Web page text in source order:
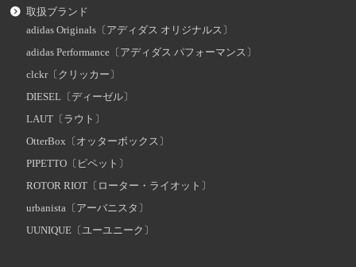
取扱ブランド
adidas Originals〔アディダス オリジナルス〕
adidas Performance〔アディダス パフォーマンス〕
clckr〔クリッカー〕
DIESEL〔ディーゼル〕
LAUT〔ラウト〕
OtterBox〔オッターボックス〕
PIPETTO〔ピペット〕
ROTOR RIOT〔ローター・ライオット〕
urbanista〔アーバニスタ〕
UUNIQUE〔ユーユニーク〕